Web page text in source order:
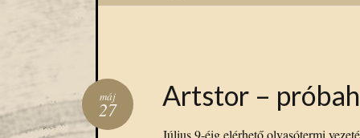
Artstor –
máj
27
Július 9-éig elérhető olvasótermi